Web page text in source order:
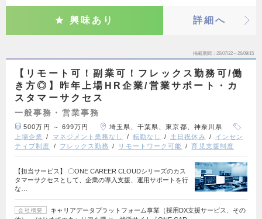
興味あり 詳細へ
掲載期間 26/07/22～26/09/15
【リモート可！副業可！フレックス勤務可/働
き方◎】昨年上場HR企業/営業サポート・カ
スタマーサクセス
一般事務・営業事務
500万円 ～ 699万円
埼玉県、千葉県、東京都、神奈川県
上場企業
マネジメント業務なし 転勤なし 土日祝休み
インセン
ティブ制度
フレックス勤務 リモートワーク可能 育児支援制度
【担当サービス】 〇ONE CAREER CLOUDシリーズのカス
タマーサクセスとして、企業の導入支援、運用サポートを行
な…
会社概要
キャリアデータプラットフォーム事業（採用DX支援サービス、その